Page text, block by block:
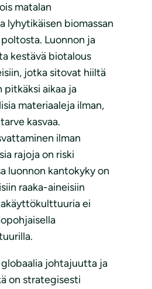
matalan
lyhytikäisen biomassan
Luonnon ja
kestävä biotalous
jotka sitovat hiiltä
pitkäksi aikaa ja
materiaaleja ilman,
kasvaa.
ilman
rajoja on riski
luonnon kantokyky on
raaka-aineisiin
ei
johtajuutta ja
on strategisesti